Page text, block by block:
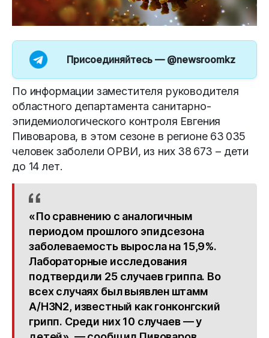
Присоединяйтесь — @newsroomkz
По информации заместителя руководителя
областного департамента санитарно-
эпидемиологического контроля Евгения
Пивоварова, в этом сезоне в регионе 63 035
человек заболели ОРВИ, из них 38 673 – дети
до 14 лет.
«По сравнению с аналогичным
периодом прошлого эпидсезона
заболеваемость выросла на 15,9%.
Лабораторные исследования
подтвердили 25 случаев гриппа. Во
всех случаях был выявлен штамм
A/H3N2, известный как гонконгский
грипп. Среди них 10 случаев — у